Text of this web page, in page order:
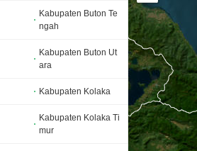
Kabupaten Buton Te
ngah
Kabupaten Buton Ut
ara
Kabupaten Kolaka
Kabupaten Kolaka Ti
mur